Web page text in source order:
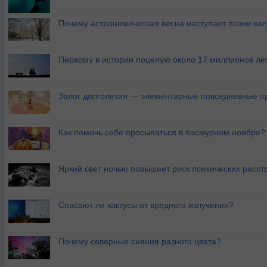
Почему астрономическая весна наступает позже
Первому в истории поцелую около 17 миллионов
Залог долголетия — элементарные повседневные
Как помочь себе просыпаться в пасмурном ноябре?
Яркий свет ночью повышает риск психических
Спасают ли кактусы от вредного излучения?
Почему северные сияния разного цвета?